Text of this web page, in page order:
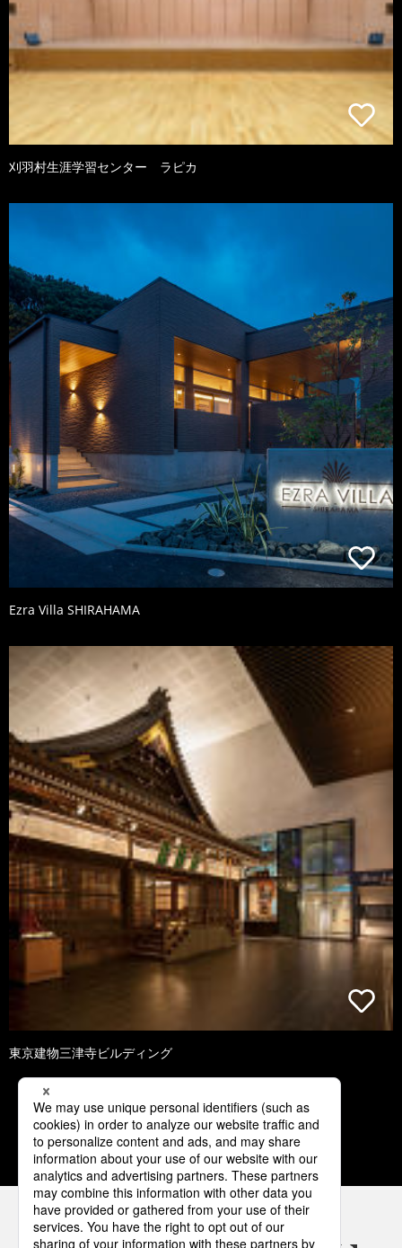
刈羽村生涯学習センター ラピカ
Ezra Villa SHIRAHAMA
東京建物三津寺ビルディング
1 2 3 4 5
パナソニックの電気設備 SNSアカウント